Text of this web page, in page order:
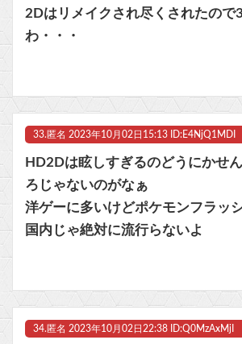
2Dはリメイクされ尽くされたので
わ・・・
33. 匿名 2023年10月02日15:13 ID:E4NjQ1MDI
HD2Dは眩しすぎるのどうにかせ
ろじゃないのがなぁ
洋ゲーに多いけどポケモンフラッ
国内じゃ絶対に流行らないよ
34. 匿名 2023年10月02日22:38 ID:Q0MzAxMjI